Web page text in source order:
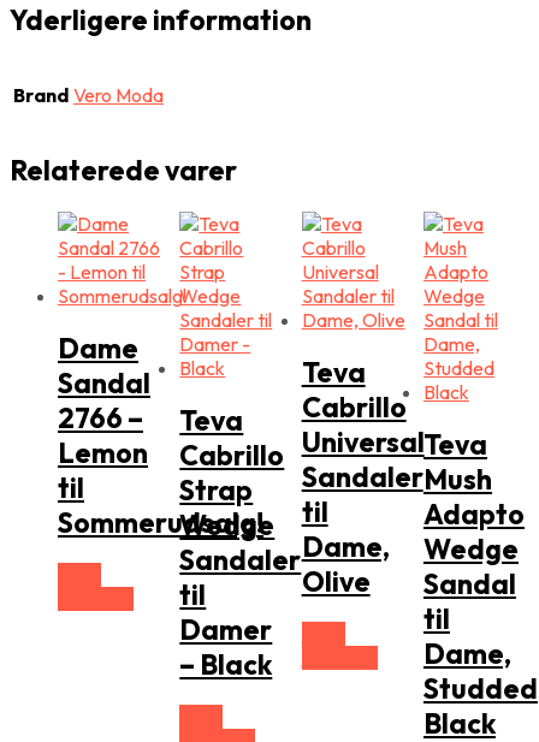
Yderligere information
Brand Vero Moda
Relaterede varer
Dame
Sandal
2766 –
Lemon
til
Sommerudsalg!
Teva
Cabrillo
Strap
Wedge
Sandaler
til
Damer
– Black
Teva
Cabrillo
Universal
Sandaler
til
Dame,
Olive
Teva
Mush
Adapto
Wedge
Sandal
til
Dame,
Studded
Black